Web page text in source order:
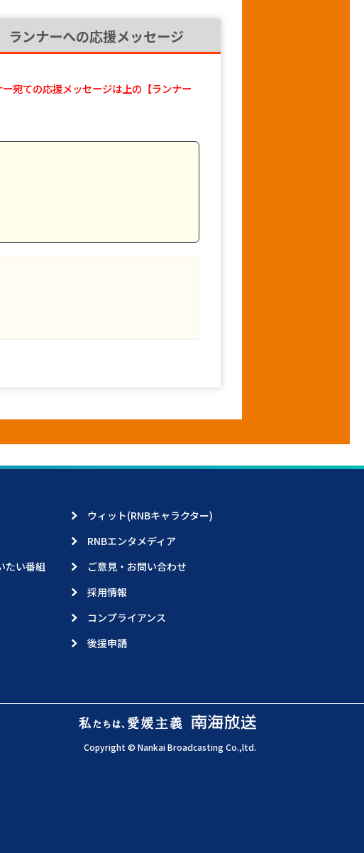
ランナーへの応援メッセージ
宛ての応援メッセージは上の【ランナー
ウィット(RNBキャラクター)
RNBエンタメディア
たい番組
ご意見・お問い合わせ
採用情報
コンプライアンス
後援申請
Copyright © Nankai Broadcasting Co.,ltd.